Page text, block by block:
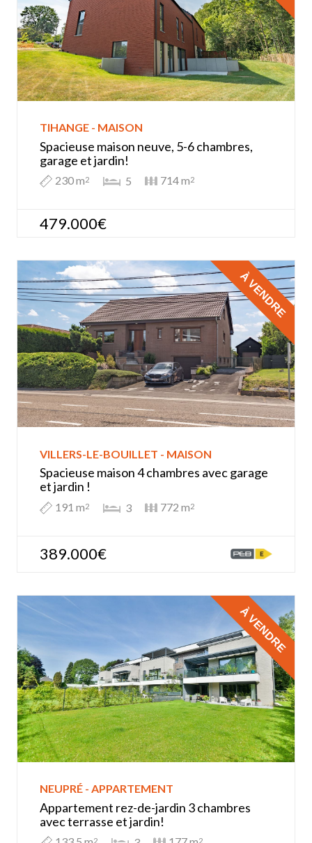
TIHANGE - MAISON
Spacieuse maison neuve, 5-6 chambres,
garage et jardin!
230 m2 5 714 m2
479.000€
VILLERS-LE-BOUILLET - MAISON
Spacieuse maison 4 chambres avec garage
et jardin !
191 m2 3 772 m2
389.000€
À VENDRE
NEUPRÉ - APPARTEMENT
Appartement rez-de-jardin 3 chambres
avec terrasse et jardin!
2 2
À VENDRE